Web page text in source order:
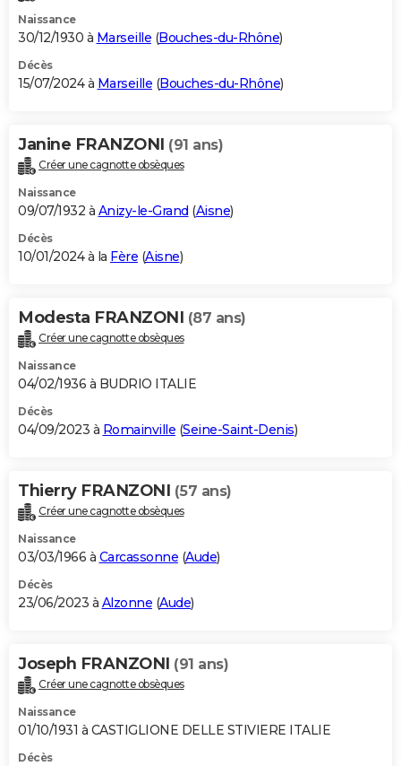
Naissance
30/12/1930 à Marseille (Bouches-du-Rhône)
Décès
15/07/2024 à Marseille (Bouches-du-Rhône)
Janine FRANZONI (91 ans)
Créer une cagnotte obsèques
Naissance
09/07/1932 à Anizy-le-Grand (Aisne)
Décès
10/01/2024 à la Fère (Aisne)
Modesta FRANZONI (87 ans)
Créer une cagnotte obsèques
Naissance
04/02/1936 à BUDRIO ITALIE
Décès
04/09/2023 à Romainville (Seine-Saint-Denis)
Thierry FRANZONI (57 ans)
Créer une cagnotte obsèques
Naissance
03/03/1966 à Carcassonne (Aude)
Décès
23/06/2023 à Alzonne (Aude)
Joseph FRANZONI (91 ans)
Créer une cagnotte obsèques
Naissance
01/10/1931 à CASTIGLIONE DELLE STIVIERE ITALIE
Décès